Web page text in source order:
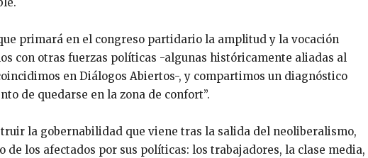
primará en el congreso partidario la amplitud y la vocación
con otras fuerzas políticas -algunas históricamente aliadas al
en Diálogos Abiertos-, y compartimos un diagnóstico
de quedarse en la zona de confort”.
la gobernabilidad que viene tras la salida del neoliberalismo,
los afectados por sus políticas: los trabajadores, la clase media,